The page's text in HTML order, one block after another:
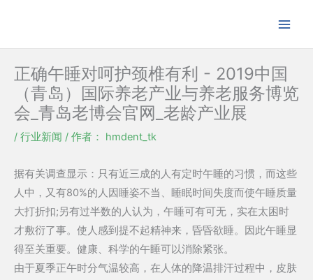
内
正确午睡对呵护颈椎有利 - 2019中国
（青岛）国际养老产业与养老服务博览
会_青岛老博会官网_老龄产业展
/ 行业新闻 / 作者： hmdent_tk
据有关调查显示：只有近三成的人有定时午睡的习惯，而这些
人中，又有80%的人因睡姿不当、睡眠时间失度而使午睡质量
大打折扣;另有过半数的人认为，午睡可有可无，实在太困时
才敷衍了事。使人感到提不起精神来，昏昏欲睡。因此午睡显
得至关重要。健康、科学的午睡可以消除紧张。
由于夏季正午时分气温较高，在人体的降温排汗过程中，皮肤